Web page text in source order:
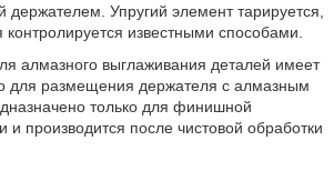
Упругий элемент тарируется,
известными способами.
алмазного выглаживания деталей имеет
для размещения держателя с алмазным
только для финишной
и производится после чистовой обработки